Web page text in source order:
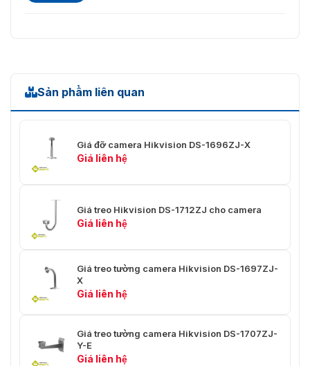
Sản phẩm liên quan
Giá đỡ camera Hikvision DS-1696ZJ-X
Giá liên hệ
Giá treo Hikvision DS-1712ZJ cho camera
Giá liên hệ
Giá treo tường camera Hikvision DS-1697ZJ-
X
Giá liên hệ
Giá treo tường camera Hikvision DS-1707ZJ-
Y-E
Giá liên hệ